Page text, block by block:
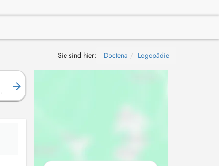
Sie sind hier: Doctena Logopädie